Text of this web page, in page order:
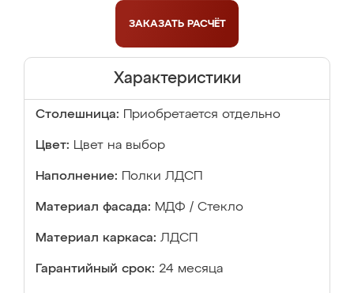
ЗАКАЗАТЬ РАСЧЁТ
Характеристики
Столешница: Приобретается отдельно
Цвет: Цвет на выбор
Наполнение: Полки ЛДСП
Материал фасада: МДФ / Стекло
Материал каркаса: ЛДСП
Гарантийный срок: 24 месяца